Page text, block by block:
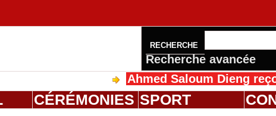
RECHERCHE
Recherche avancée
Ahmed Saloum Dieng reçoit Sa
CÉRÉMONIES SPORT